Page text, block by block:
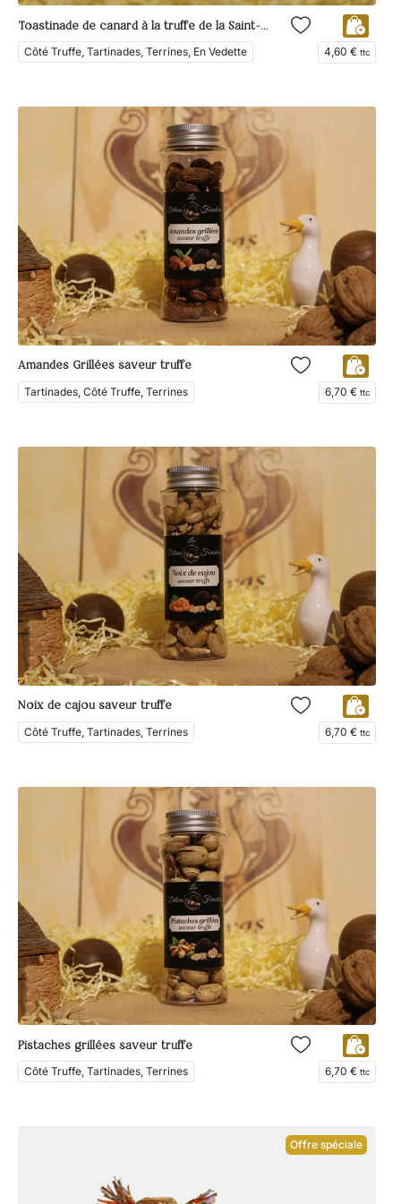
Toastinade de canard à la truffe de la Saint-Jean
Côté Truffe, Tartinades, Terrines, En Vedette 4,60 € ttc
Amandes Grillées saveur truffe
Tartinades, Côté Truffe, Terrines 6,70 € ttc
Noix de cajou saveur truffe
Côté Truffe, Tartinades, Terrines 6,70 € ttc
Pistaches grillées saveur truffe
Côté Truffe, Tartinades, Terrines 6,70 € ttc
Offre spéciale